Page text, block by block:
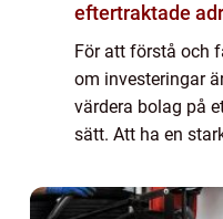
eftertraktade
För att förstå och
om investeringar
värdera bolag på
sätt. Att ha en
att maximera